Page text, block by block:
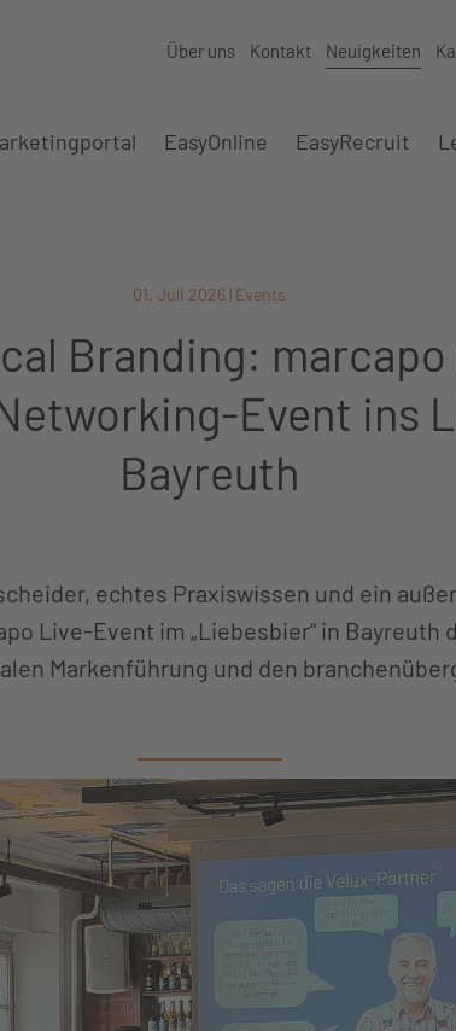
Über uns Kontakt Neuigkeiten
EasyOnline EasyRecruit
01. Juli 2026 | Events
Branding: marcapo
Event ins
Bayreuth
echtes Praxiswissen und ein
Live-Event im „Liebesbier“ in Bayreuth
Markenführung und den